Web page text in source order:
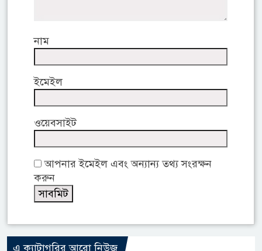
নাম
ইমেইল
ওয়েবসাইট
আপনার ইমেইল এবং অন্যান্য তথ্য সংরক্ষন
করুন
এ ক্যাটাগরির আরো নিউজ